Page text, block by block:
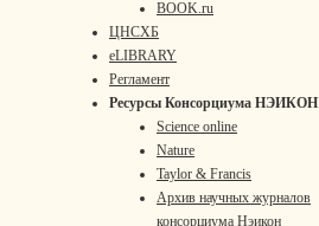
BOOK.ru
ЦНСХБ
eLIBRARY
Регламент
Ресурсы Консорциума НЭИКОН
Science online
Nature
Taylor & Francis
Архив научных журналов
консорциума Нэикон